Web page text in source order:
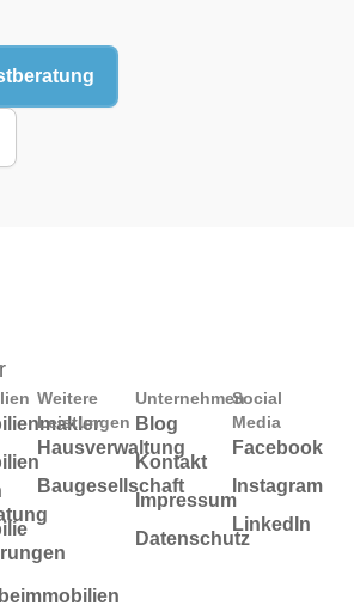
Weitere
Leistungen
Hausverwaltung
Baugesellschaft
Unternehmen
Blog
Kontakt
Impressum
Datenschutz
Social
Media
Facebook
Instagram
LinkedIn